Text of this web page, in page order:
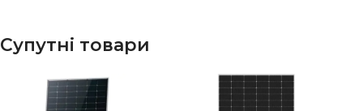
Супутні товари